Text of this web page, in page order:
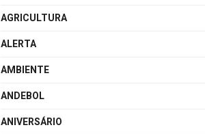
AGRICULTURA
ALERTA
AMBIENTE
ANDEBOL
ANIVERSÁRIO